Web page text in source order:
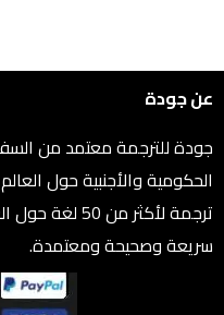
عن جودة
جودة للترجمة معتمد من
الحكومية والأجنبية حول
ترجمة لأكثر
سريعة وصحيحة ومعتمدة.